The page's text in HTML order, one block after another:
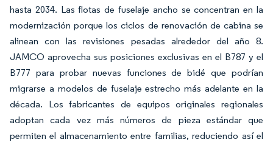
hasta 2034. Las flotas de fuselaje ancho se concentran en la
modernización porque los ciclos de renovación de cabina se
alinean con las revisiones pesadas alrededor del año 8.
JAMCO aprovecha sus posiciones exclusivas en el B787 y el
B777 para probar nuevas funciones de bidé que podrían
migrarse a modelos de fuselaje estrecho más adelante en la
década. Los fabricantes de equipos originales regionales
adoptan cada vez más números de pieza estándar que
permiten el almacenamiento entre familias, reduciendo así el